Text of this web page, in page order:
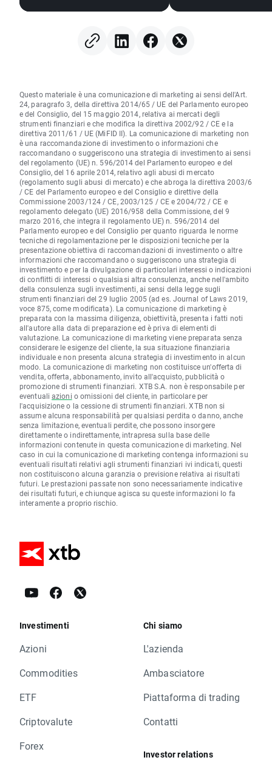
Questo materiale è una comunicazione di marketing ai sensi dell'Art.
24, paragrafo 3, della direttiva 2014/65 / UE del Parlamento europeo
e del Consiglio, del 15 maggio 2014, relativa ai mercati degli
strumenti finanziari e che modifica la direttiva 2002/92 / CE e la
direttiva 2011/61 / UE (MiFID II). La comunicazione di marketing non
è una raccomandazione di investimento o informazioni che
raccomandano o suggeriscono una strategia di investimento ai sensi
del regolamento (UE) n. 596/2014 del Parlamento europeo e del
Consiglio, del 16 aprile 2014, relativo agli abusi di mercato
(regolamento sugli abusi di mercato) e che abroga la direttiva 2003/6
/ CE del Parlamento europeo e del Consiglio e direttive della
Commissione 2003/124 / CE, 2003/125 / CE e 2004/72 / CE e
regolamento delegato (UE) 2016/958 della Commissione, del 9
marzo 2016, che integra il regolamento UE) n. 596/2014 del
Parlamento europeo e del Consiglio per quanto riguarda le norme
tecniche di regolamentazione per le disposizioni tecniche per la
presentazione obiettiva di raccomandazioni di investimento o altre
informazioni che raccomandano o suggeriscono una strategia di
investimento e per la divulgazione di particolari interessi o indicazioni
di conflitti di interessi o qualsiasi altra consulenza, anche nell'ambito
della consulenza sugli investimenti, ai sensi della legge sugli
strumenti finanziari del 29 luglio 2005 (ad es. Journal of Laws 2019,
voce 875, come modificata). La comunicazione di marketing è
preparata con la massima diligenza, obiettività, presenta i fatti noti
all'autore alla data di preparazione ed è priva di elementi di
valutazione. La comunicazione di marketing viene preparata senza
considerare le esigenze del cliente, la sua situazione finanziaria
individuale e non presenta alcuna strategia di investimento in alcun
modo. La comunicazione di marketing non costituisce un'offerta di
vendita, offerta, abbonamento, invito all'acquisto, pubblicità o
promozione di strumenti finanziari. XTB S.A. non è responsabile per
eventuali azioni o omissioni del cliente, in particolare per
l'acquisizione o la cessione di strumenti finanziari. XTB non si
assume alcuna responsabilità per qualsiasi perdita o danno, anche
senza limitazione, eventuali perdite, che possono insorgere
direttamente o indirettamente, intrapresa sulla base delle
informazioni contenute in questa comunicazione di marketing. Nel
caso in cui la comunicazione di marketing contenga informazioni su
eventuali risultati relativi agli strumenti finanziari ivi indicati, questi
non costituiscono alcuna garanzia o previsione relativa ai risultati
futuri. Le prestazioni passate non sono necessariamente indicative
dei risultati futuri, e chiunque agisca su queste informazioni lo fa
interamente a proprio rischio.
Investimenti
Azioni
Commodities
ETF
Criptovalute
Forex
Chi siamo
L'azienda
Ambasciatore
Piattaforma di trading
Contatti
Investor relations